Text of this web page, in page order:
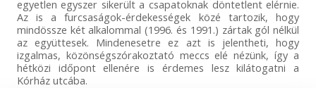
egyetlen egyszer sikerült a csapatoknak döntetlent elérnie.
Az is a furcsaságok-érdekességek közé tartozik, hogy
mindössze két alkalommal (1996. és 1991.) zártak gól nélkül
az együttesek. Mindenesetre ez azt is jelentheti, hogy
izgalmas, közönségszórakoztató meccs elé nézünk, így a
hétközi időpont ellenére is érdemes lesz kilátogatni a
Kórház utcába.